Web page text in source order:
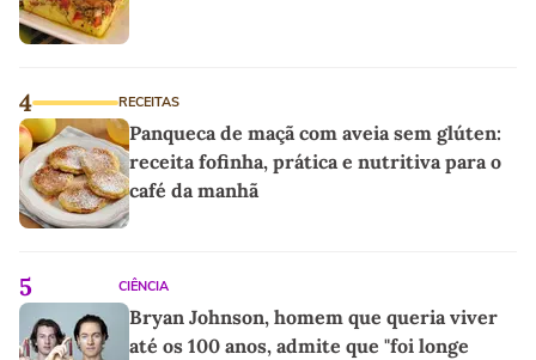
4 RECEITAS
Panqueca de maçã com aveia sem glúten:
receita fofinha, prática e nutritiva para o
café da manhã
5 CIÊNCIA
Bryan Johnson, homem que queria viver
até os 100 anos, admite que "foi longe